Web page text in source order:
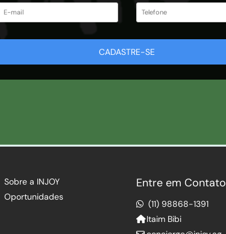
CADASTRE-SE
Sobre a INJOY
Oportunidades
Entre em Contato
(11) 98868-1391
Itaim Bibi